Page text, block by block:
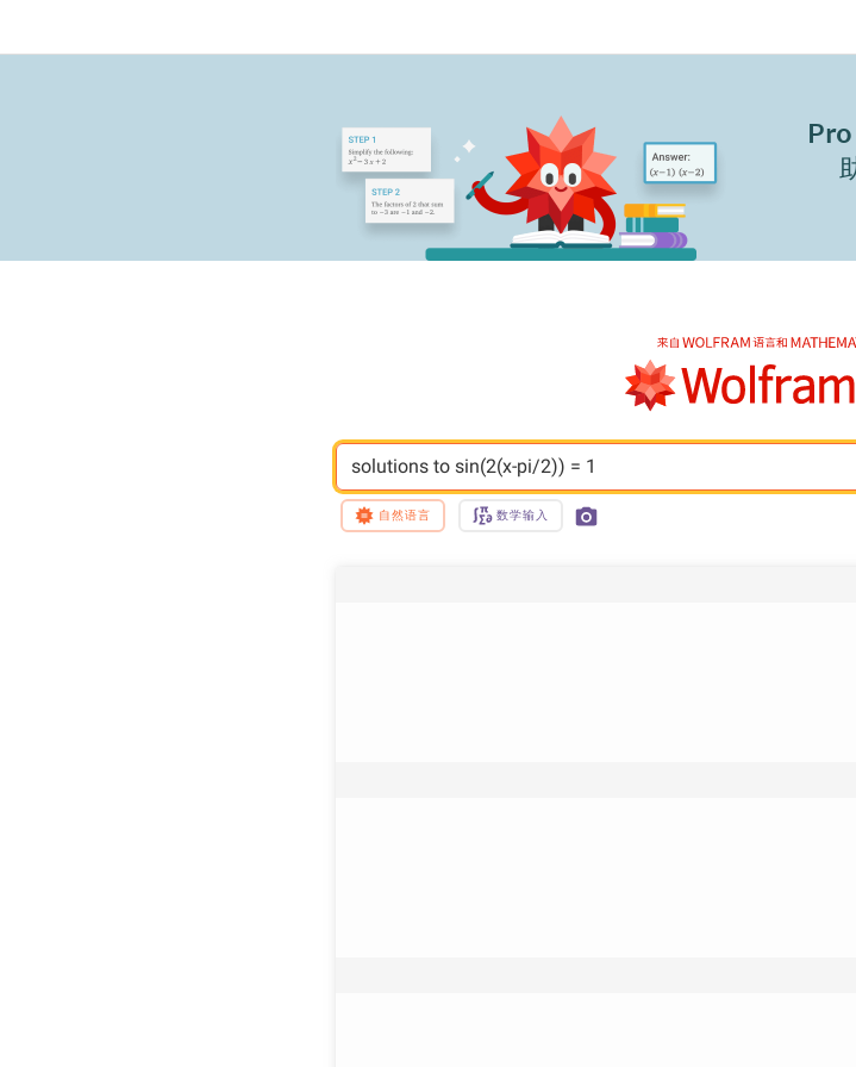
Pro
solutions to sin(2(x-pi/2)) = 1
自然语言 数学输入